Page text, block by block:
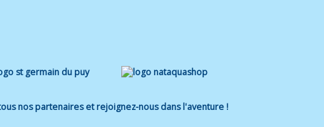
nos partenaires et rejoignez-nous dans l'aventure !